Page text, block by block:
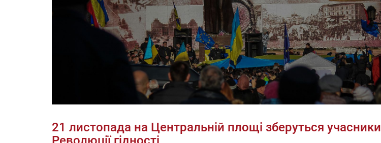
21 листопада на Центральній площі зберуться учасники